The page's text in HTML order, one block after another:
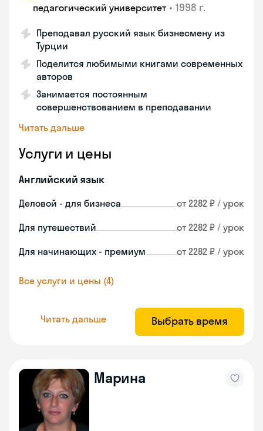
педагогический университет • 1998 г.
Преподавал русский язык бизнесмену из
Турции
Поделится любимыми книгами современных
авторов
Занимается постоянным
совершенствованием в преподавании
Читать дальше
Услуги и цены
Английский язык
Деловой - для бизнеса от 2282 ₽ / урок
Для путешествий от 2282 ₽ / урок
Для начинающих - премиум от 2282 ₽ / урок
Все услуги и цены (4)
Читать дальше Выбрать время
Марина